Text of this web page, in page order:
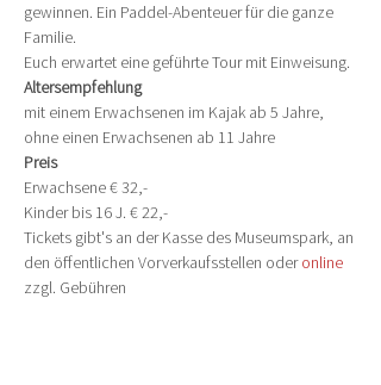
gewinnen. Ein Paddel-Abenteuer für die ganze
Familie.
Euch erwartet eine geführte Tour mit Einweisung.
Altersempfehlung
mit einem Erwachsenen im Kajak ab 5 Jahre,
ohne einen Erwachsenen ab 11 Jahre
Preis
Erwachsene € 32,-
Kinder bis 16 J. € 22,-
Tickets gibt's an der Kasse des Museumspark, an
den öffentlichen Vorverkaufsstellen oder online
zzgl. Gebühren